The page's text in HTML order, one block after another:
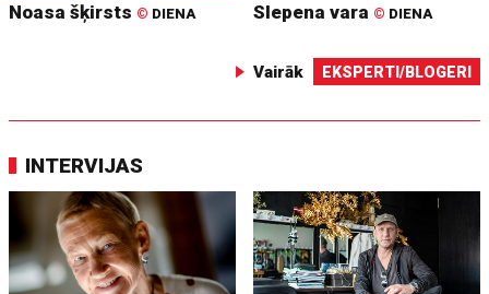
Noasa šķirsts © DIENA Slepena vara © DIENA
Vairāk EKSPERTI/BLOGERI
INTERVIJAS